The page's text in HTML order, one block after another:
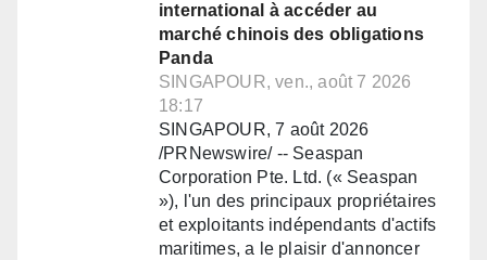
international à accéder au
marché chinois des obligations
Panda
SINGAPOUR, ven., août 7 2026
18:17
SINGAPOUR, 7 août 2026
/PRNewswire/ -- Seaspan
Corporation Pte. Ltd. (« Seaspan
»), l'un des principaux propriétaires
et exploitants indépendants d'actifs
maritimes, a le plaisir d'annoncer